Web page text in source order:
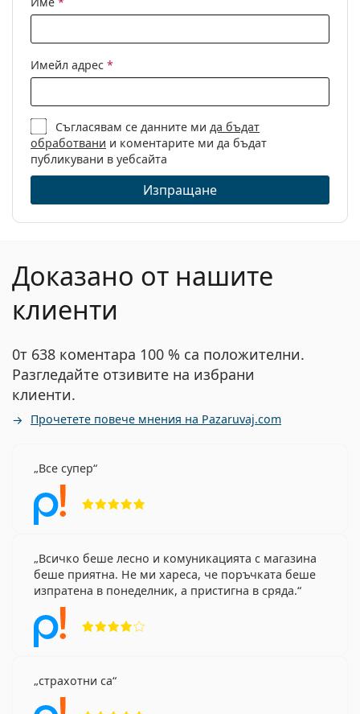
Пол:
Мъжки
Категория:
Диоптрични очила
Марка:
Seventh Street
Код:
7A 095 4IN 20 50
Имейл адрес *
Съгласявам се данните ми да бъдат
обработвани и коментарите ми да бъдат
публикувани в уебсайта
Изпращане
Доказано от нашите
клиенти
0т 638 коментара 100 % са положителни.
Разгледайте отзивите на избрани
клиенти.
Прочетете повече мнения на Pazaruvaj.com
Все супер
Всичко беше лесно и комуникацията с магазина
беше приятна. Не ми хареса, че поръчката беше
изпратена в понеделник, а пристигна в сряда.
страхотни са